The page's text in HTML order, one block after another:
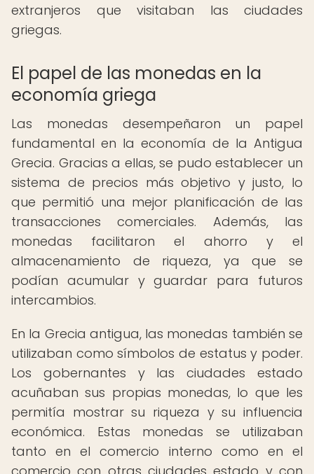
extranjeros que visitaban las ciudades
griegas.
El papel de las monedas en la
economía griega
Las monedas desempeñaron un papel
fundamental en la economía de la Antigua
Grecia. Gracias a ellas, se pudo establecer un
sistema de precios más objetivo y justo, lo
que permitió una mejor planificación de las
transacciones comerciales. Además, las
monedas facilitaron el ahorro y el
almacenamiento de riqueza, ya que se
podían acumular y guardar para futuros
intercambios.
En la Grecia antigua, las monedas también se
utilizaban como símbolos de estatus y poder.
Los gobernantes y las ciudades estado
acuñaban sus propias monedas, lo que les
permitía mostrar su riqueza y su influencia
económica. Estas monedas se utilizaban
tanto en el comercio interno como en el